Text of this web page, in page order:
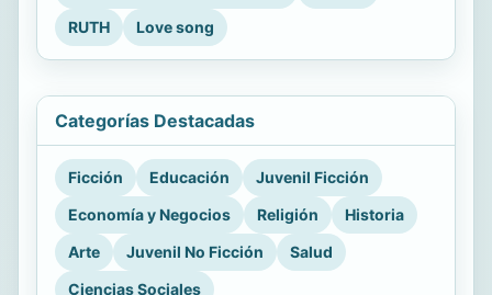
RUTH
Love song
Categorías Destacadas
Ficción Educación
Juvenil Ficción
Economía y Negocios
Religión
Historia
Arte
Juvenil No Ficción
Salud
Ciencias Sociales